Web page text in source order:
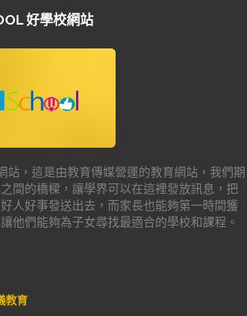
好學校網站
站，這是由教育傳媒營運的教育網站，我們期
間的橋樑，讓學界可以在這裡發放訊息，把
人好事發送出去，而家長也能夠第一時間獲
他們能夠為子女尋找最適合的學校和課程。
教育